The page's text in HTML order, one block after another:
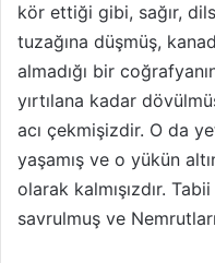
kör ettiği gibi, sağır,
tuzağına düşmüş,
almadığı bir
yırtılana kadar
acı çekmişizdir. O da
yaşamış ve o yükün
olarak kalmışızdır.
savrulmuş ve